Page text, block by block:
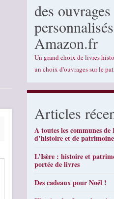
des ouvrages
Amazon.fr
Un grand choix de livres
un choix d'ouvrages sur le
Articles
A toutes les communes de
d’histoire et de
L’Isère : histoire et
portée de livres
Des cadeaux pour Noël !